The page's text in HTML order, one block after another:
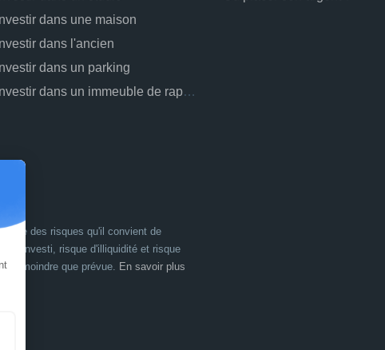
Investir dans une maison
Investir dans l'ancien
Investir dans un parking
Investir dans un immeuble de rapport
des risques qu'il convient de
investi, risque d'illiquidité et risque
moindre que prévue. En savoir plus